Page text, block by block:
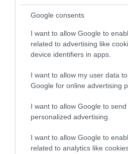
Google consents
I want to allow Google to
related to advertising like
device identifiers in apps.
I want to allow my user data
Google for online advertising
I want to allow Google to send
personalized advertising.
I want to allow Google to
related to analytics like
poggyászra is vonatkoznak.
egyébként csupán annyit
légitársaságok nem
„ésszerű méretű”
mind a légitársaságok, mind a
paraméterekkel. Ugyanakkor
uniós szabályozások
jogosultakmindennemű
saját szabályokat és árszabást
Azt egyelőre még senki sem
Spanyolország fellépése